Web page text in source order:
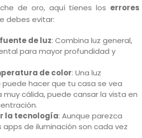
de oro, aquí tienes los errores
debes evitar:
de luz: Combina luz general,
para mayor profundidad y
de color: Una luz
hacer que tu casa se vea
muy cálida, puede cansar la vista en
la tecnología: Aunque parezca
apps de iluminación son cada vez